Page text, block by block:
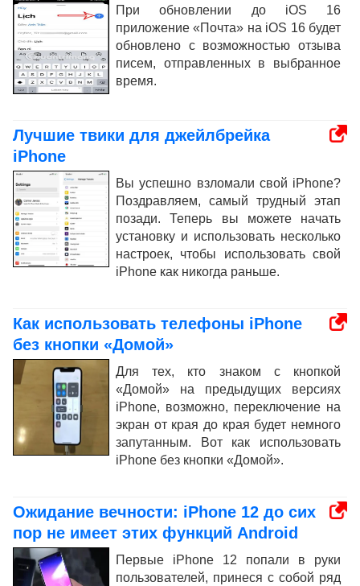
При обновлении до iOS 16
приложение «Почта» на iOS 16 будет
обновлено с возможностью отзыва
писем, отправленных в выбранное
время.
Лучшие твики для джейлбрейка
iPhone
Вы успешно взломали свой iPhone?
Поздравляем, самый трудный этап
позади. Теперь вы можете начать
установку и использовать несколько
настроек, чтобы использовать свой
iPhone как никогда раньше.
Как использовать телефоны iPhone
без кнопки «Домой»
Для тех, кто знаком с кнопкой
«Домой» на предыдущих версиях
iPhone, возможно, переключение на
экран от края до края будет немного
запутанным. Вот как использовать
iPhone без кнопки «Домой».
Ожидание вечности: iPhone 12 до сих
пор не имеет этих функций Android
Первые iPhone 12 попали в руки
пользователей, принеся с собой ряд